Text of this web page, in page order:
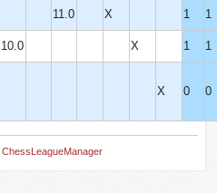
11.0 X 1 1
10.0 X 1 1
X 0 0
ChessLeagueManager